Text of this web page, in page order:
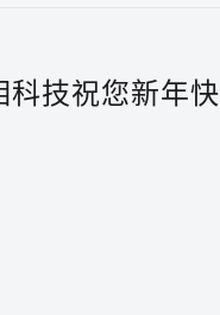
技祝您新年快